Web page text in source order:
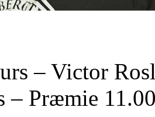
– Victor
– Præmie